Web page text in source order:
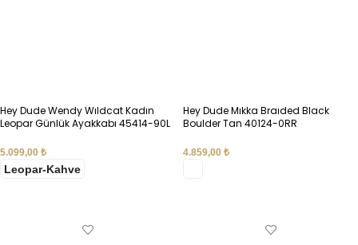
Hey Dude Wendy Wıldcat Kadın
Leopar Günlük Ayakkabı 45414-90L
5.099,00 ₺
Leopar-Kahve
Hey Dude Mıkka Braıded Black
Boulder Tan 40124-0RR
4.859,00 ₺